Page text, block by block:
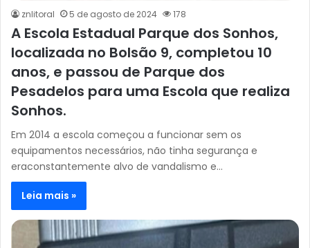
znlitoral 5 de agosto de 2024 178
A Escola Estadual Parque dos Sonhos,
localizada no Bolsão 9, completou 10
anos, e passou de Parque dos
Pesadelos para uma Escola que realiza
Sonhos.
Em 2014 a escola começou a funcionar sem os
equipamentos necessários, não tinha segurança e
eraconstantemente alvo de vandalismo e…
Leia mais »